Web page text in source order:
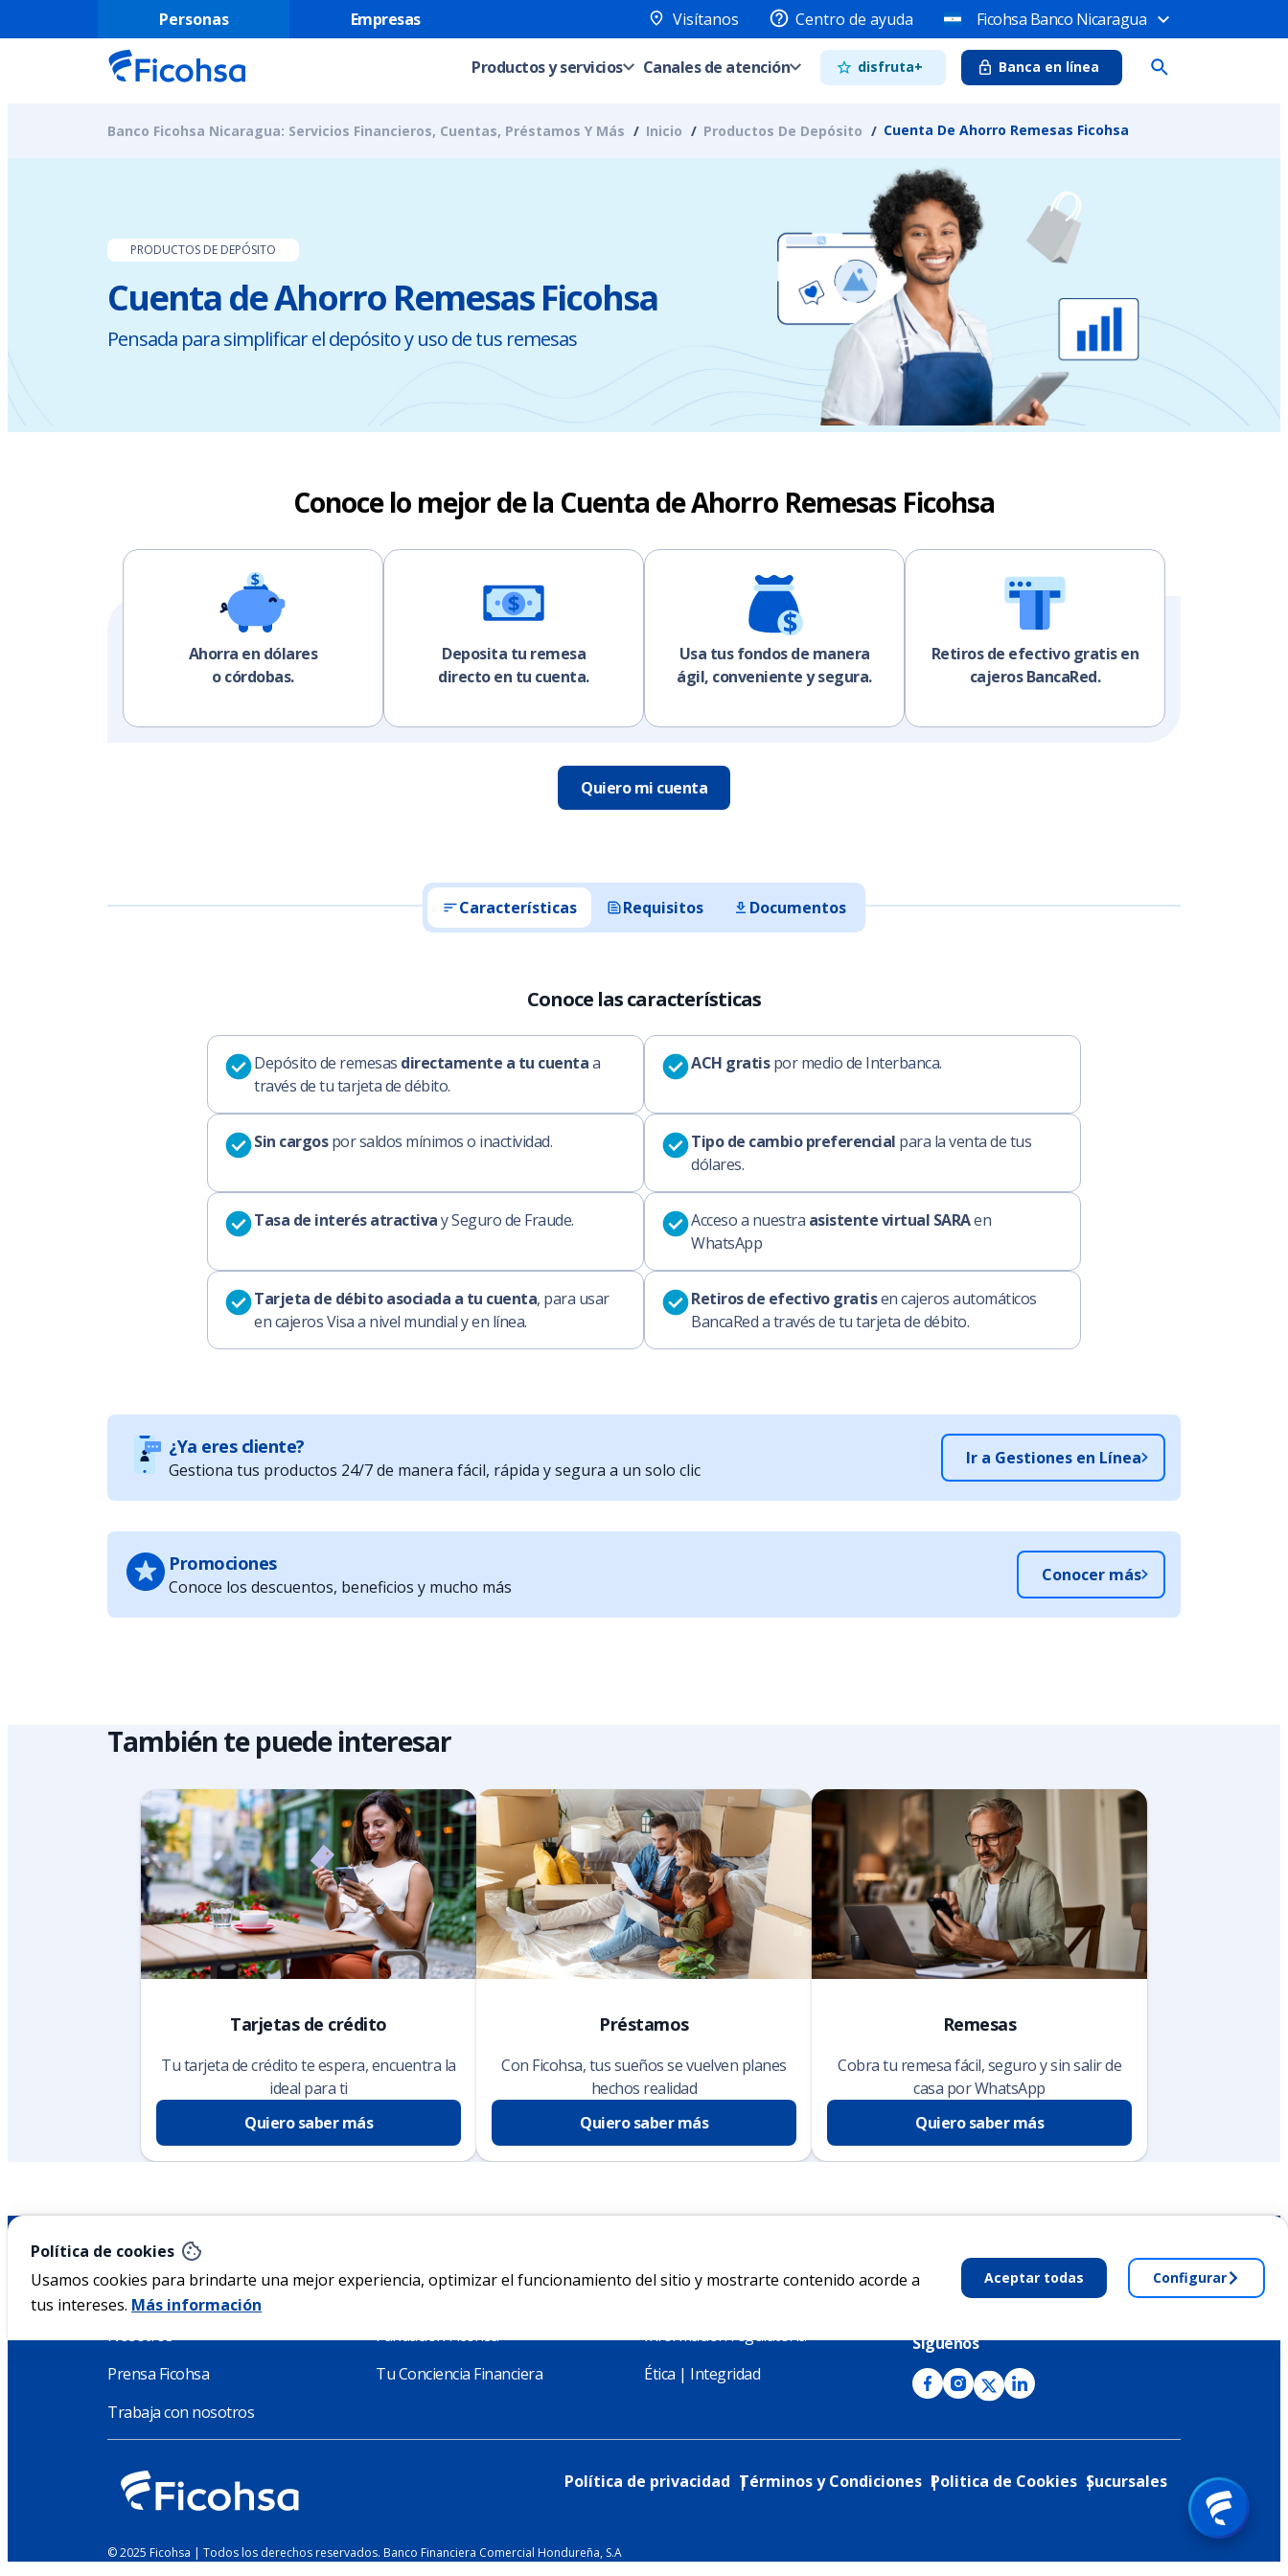
Personas Empresas Visítanos Centro de ayuda Ficohsa Banco Nicaragua
Productos y servicios Canales de atención disfruta+ Banca en línea
Banco Ficohsa Nicaragua: Servicios Financieros, Cuentas, Préstamos Y Más Inicio Productos De Depósito Cuenta De Ahorro Remesas Ficohsa
PRODUCTOS DE DEPÓSITO
Cuenta de Ahorro Remesas Ficohsa
Pensada para simplificar el depósito y uso de tus remesas
Conoce lo mejor de la Cuenta de Ahorro Remesas Ficohsa
Ahorra en dólares
o córdobas.
Deposita tu remesa
directo en tu cuenta.
Usa tus fondos de manera
ágil, conveniente y segura.
Retiros de efectivo gratis en
cajeros BancaRed.
Quiero mi cuenta
Características Requisitos Documentos
Conoce las características
Depósito de remesas directamente a tu cuentaa
través de tu tarjeta de débito.
ACH gratispor medio de Interbanca.
Sin cargospor saldos mínimos o inactividad. Tipo de cambio preferencial para la venta de tus
dólares.
Tasa de interés atractivay Seguro de Fraude. Acceso a nuestra asistente virtual SARAen
WhatsApp
Tarjeta de débito asociada a tu cuenta, para usar
en cajeros Visa a nivel mundial y en línea.
Retiros de efectivo gratisen cajeros automáticos
BancaRed a través de tu tarjeta de débito.
¿Ya eres cliente?
Gestiona tus productos 24/7 de manera fácil, rápida y segura a un solo clic
Ir a Gestiones en Línea
Promociones
Conoce los descuentos, beneficios y mucho más
Conocer más
También te puede interesar
Tarjetas de crédito
Tu tarjeta de crédito te espera, encuentra la
ideal para ti
Quiero saber más
Préstamos
Con Ficohsa, tus sueños se vuelven planes
hechos realidad
Quiero saber más
Remesas
Cobra tu remesa fácil, seguro y sin salir de
casa por WhatsApp
Quiero saber más
Política de cookies
Usamos cookies para brindarte una mejor experiencia, optimizar el funcionamiento del sitio y mostrarte contenido acorde a
tus intereses. Más información
Aceptar todas Configurar
Acerca de Ficohsa
Nosotros
Prensa Ficohsa
Trabaja con nosotros
Sostenibilidad
Fundación Ficohsa
Tu Conciencia Financiera
Transparencia
Información regulatoria
Ética | Integridad
Ficohsa Corporativo
Síguenos
Política de privacidad Términos y Condiciones Politica de Cookies Sucursales
© 2025 Ficohsa | Todos los derechos reservados. Banco Financiera Comercial Hondureña, S.A